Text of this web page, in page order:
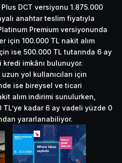
Plus DCT versiyonu 1.875.000
anahtar teslim fiyatıyla
Premium versiyonunda
için 100.000 TL nakit alım
ise 500.000 TL tutarında 6 ay
imkânı bulunuyor.
yol kullanıcıları için
ise bireysel ve ticari
alım indirimi sunulurken,
kadar 6 ay vadeli yüzde 0
yararlanabiliyor.